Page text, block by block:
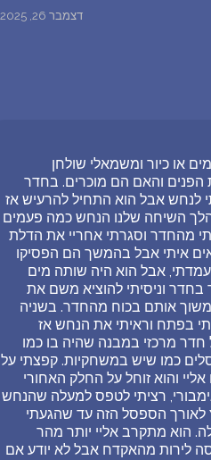
דצמבר 26, 2025
או כיור ומשמאלי שולחן
הפנים והאם הם מוכרים. בחדר
לנחש אבל הוא התחיל להרעיש אז
השיחה שלנו הנחש כמה פעמים
מהחדר וסגרתי אחריי את הדלת
איתי אבל בהמשך הם הפסיקו
אבל הוא היה שותה מים
וניסיתי להוציא משם את
אותם בכוח מהחדר. בשניה
בפתח וראיתי את הנחש אז
מרכזי במבנה שהיה בו כמו
כמו שיש במשחקיות. קפצתי על
והוא זוחל על החלק האחורי
רציתי לטפס למעלה שהנחש
לאורך הספסל הזה עד שהגעתי
הוא מתקרב אליי יותר מהר
לירות מהאקדח אבל לא יודע אם